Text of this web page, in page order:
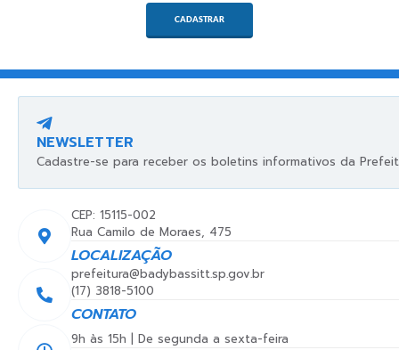
CADASTRAR
LOCALIZAÇÃO
Rua Camilo de Moraes, 475
CEP: 15115-002
CONTATO
(17) 3818-5100
prefeitura@badybassitt.sp.gov.br
9h às 15h | De segunda a sexta-feira
NEWSLETTER
Cadastre-se para receber os boletins informativos da